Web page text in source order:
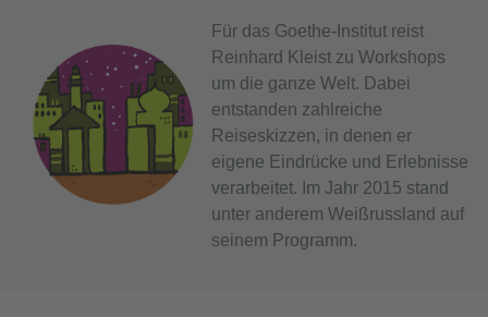
Für das Goethe-Institut reist
Reinhard Kleist zu Workshops
um die ganze Welt. Dabei
entstanden zahlreiche
Reiseskizzen, in denen er
eigene Eindrücke und Erlebnisse
verarbeitet. Im Jahr 2015 stand
unter anderem Weißrussland auf
seinem Programm.